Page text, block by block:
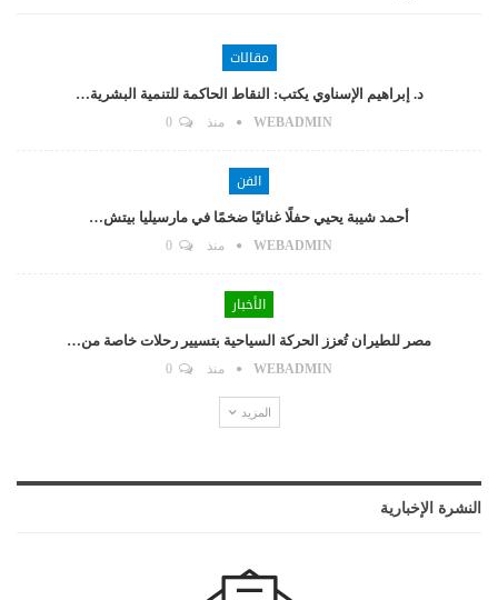
مقالات
د. إبراهيم الإسناوي يكتب: النقاط الحاكمة للتنمية البشرية…
WEBADMIN منذ
الفن
أحمد شيبة يحيي حفلًا غنائيًا ضخمًا في مارسيليا بيتش…
WEBADMIN منذ
الأخبار
مصر للطيران تُعزز الحركة السياحية بتسيير رحلات خاصة من…
WEBADMIN منذ
المزيد
النشرة الإخبارية